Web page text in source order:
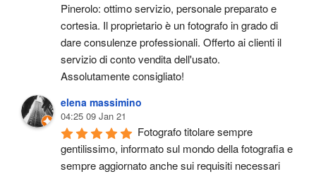
Pinerolo: ottimo servizio, personale preparato e
cortesia. Il proprietario è un fotografo in grado di
dare consulenze professionali. Offerto ai clienti il
servizio di conto vendita dell'usato.
Assolutamente consigliato!
elena massimino
04:25 09 Jan 21
Fotografo titolare sempre
gentilissimo, informato sul mondo della fotografia e
sempre aggiornato anche sui requisiti necessari